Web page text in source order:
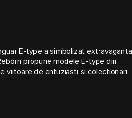
E‑type a simbolizat extravaganta
propune modele E-type din
viitoare de entuziasti si colectionari